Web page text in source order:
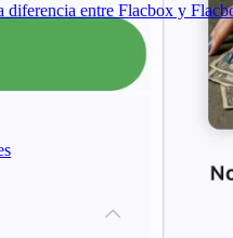
diferencia entre Flacbox y